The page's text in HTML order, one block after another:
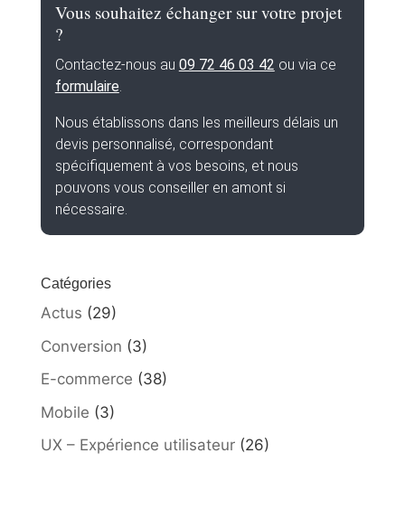
Vous souhaitez échanger sur votre projet
?
Contactez-nous au 09 72 46 03 42 ou via ce
formulaire.
Nous établissons dans les meilleurs délais un
devis personnalisé, correspondant
spécifiquement à vos besoins, et nous
pouvons vous conseiller en amont si
nécessaire.
Catégories
Actus (29)
Conversion (3)
E-commerce (38)
Mobile (3)
UX – Expérience utilisateur(26)